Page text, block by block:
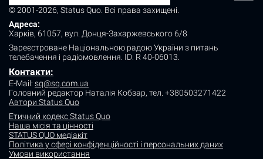
© 2001-2026, Status Quo. Всі права захищені.
Адреса:
Харків, 61057, вул. Донця-Захаржевського 6/8
Зареєстроване Національною радою України з питань
телебачення і радіомовлення. ID: R 40-06013.
Контакти:
E-Mail: sq@sq.com.ua
Головний редактор Наталія Кобзар, тел. +380503271422
Автори Status Quo
Етичний кодекс Status Quo
Наша місія та цінності
STATUS QUO медіакіт
Політика у сфері конфіденційності і персональних даних
Умови використання